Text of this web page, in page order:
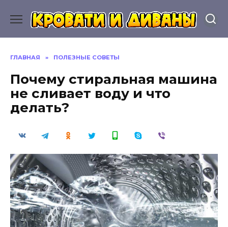
содержанию
ГЛАВНАЯ » ПОЛЕЗНЫЕ СОВЕТЫ
Почему стиральная машина
не сливает воду и что
делать?